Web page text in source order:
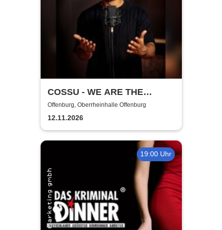
COSSU - WE ARE THE
GERMANS - Stand-Up
Comedy
Offenburg, Oberrheinhalle Offenburg
12.11.2026
19:00 Uhr